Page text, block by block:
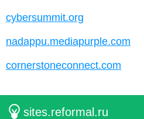
cybersummit.org
nadappu.mediapurple.com
cornerstoneconnect.com
sites.reformal.ru